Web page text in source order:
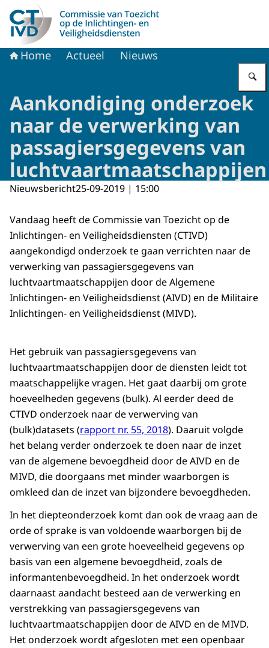
Naar de homepage van CTIVD
Home Actueel Nieuws
Aankondiging onderzoek
naar de verwerking van
passagiersgegevens van
luchtvaartmaatschappijen
Nieuwsbericht25-09-2019 | 15:00
Vandaag heeft de Commissie van Toezicht op de
Inlichtingen- en Veiligheidsdiensten (CTIVD)
aangekondigd onderzoek te gaan verrichten naar de
verwerking van passagiersgegevens van
luchtvaartmaatschappijen door de Algemene
Inlichtingen- en Veiligheidsdienst (AIVD) en de Militaire
Inlichtingen- en Veiligheidsdienst (MIVD).
Het gebruik van passagiersgegevens van
luchtvaartmaatschappijen door de diensten leidt tot
maatschappelijke vragen. Het gaat daarbij om grote
hoeveelheden gegevens (bulk). Al eerder deed de
CTIVD onderzoek naar de verwerving van
(bulk)datasets (rapport nr. 55, 2018). Daaruit volgde
het belang verder onderzoek te doen naar de inzet
van de algemene bevoegdheid door de AIVD en de
MIVD, die doorgaans met minder waarborgen is
omkleed dan de inzet van bijzondere bevoegdheden.
In het diepteonderzoek komt dan ook de vraag aan de
orde of sprake is van voldoende waarborgen bij de
verwerving van een grote hoeveelheid gegevens op
basis van een algemene bevoegdheid, zoals de
informantenbevoegdheid. In het onderzoek wordt
daarnaast aandacht besteed aan de verwerking en
verstrekking van passagiersgegevens van
luchtvaartmaatschappijen door de AIVD en de MIVD.
Het onderzoek wordt afgesloten met een openbaar